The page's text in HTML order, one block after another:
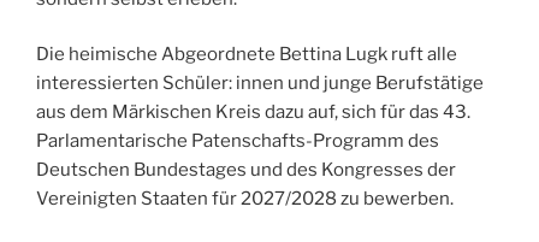
Die heimische Abgeordnete Bettina Lugk ruft alle
interessierten Schüler: innen und junge Berufstätige
aus dem Märkischen Kreis dazu auf, sich für das 43.
Parlamentarische Patenschafts-Programm des
Deutschen Bundestages und des Kongresses der
Vereinigten Staaten für 2027/2028 zu bewerben.